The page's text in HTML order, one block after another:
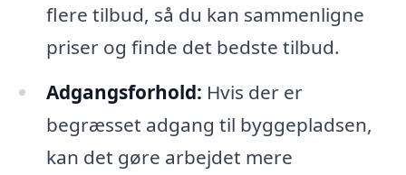
flere tilbud, så du kan sammenligne
priser og finde det bedste tilbud.
Adgangsforhold: Hvis der er
begræsset adgang til byggepladsen,
kan det gøre arbejdet mere